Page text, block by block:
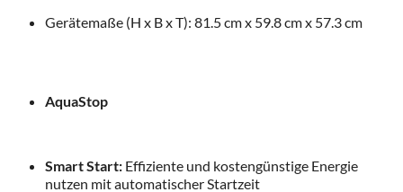
Gerätemaße (H x B x T): 81.5 cm x 59.8 cm x 57.3 cm
AquaStop
Smart Start: Effiziente und kostengünstige Energie
nutzen mit automatischer Startzeit